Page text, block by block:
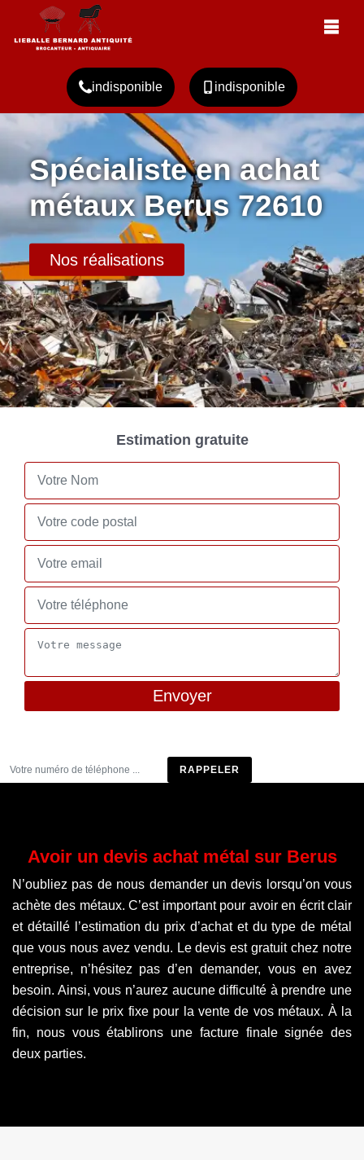
indisponible indisponible
Spécialiste en achat
métaux Berus 72610
Nos réalisations
Estimation gratuite
Avoir un devis achat métal sur Berus
N’oubliez pas de nous demander un devis lorsqu’on vous
achète des métaux. C’est important pour avoir en écrit clair
et détaillé l’estimation du prix d’achat et du type de métal
que vous nous avez vendu. Le devis est gratuit chez notre
entreprise, n’hésitez pas d’en demander, vous en avez
besoin. Ainsi, vous n’aurez aucune difficulté à prendre une
décision sur le prix fixe pour la vente de vos métaux. À la
fin, nous vous établirons une facture finale signée des
deux parties.